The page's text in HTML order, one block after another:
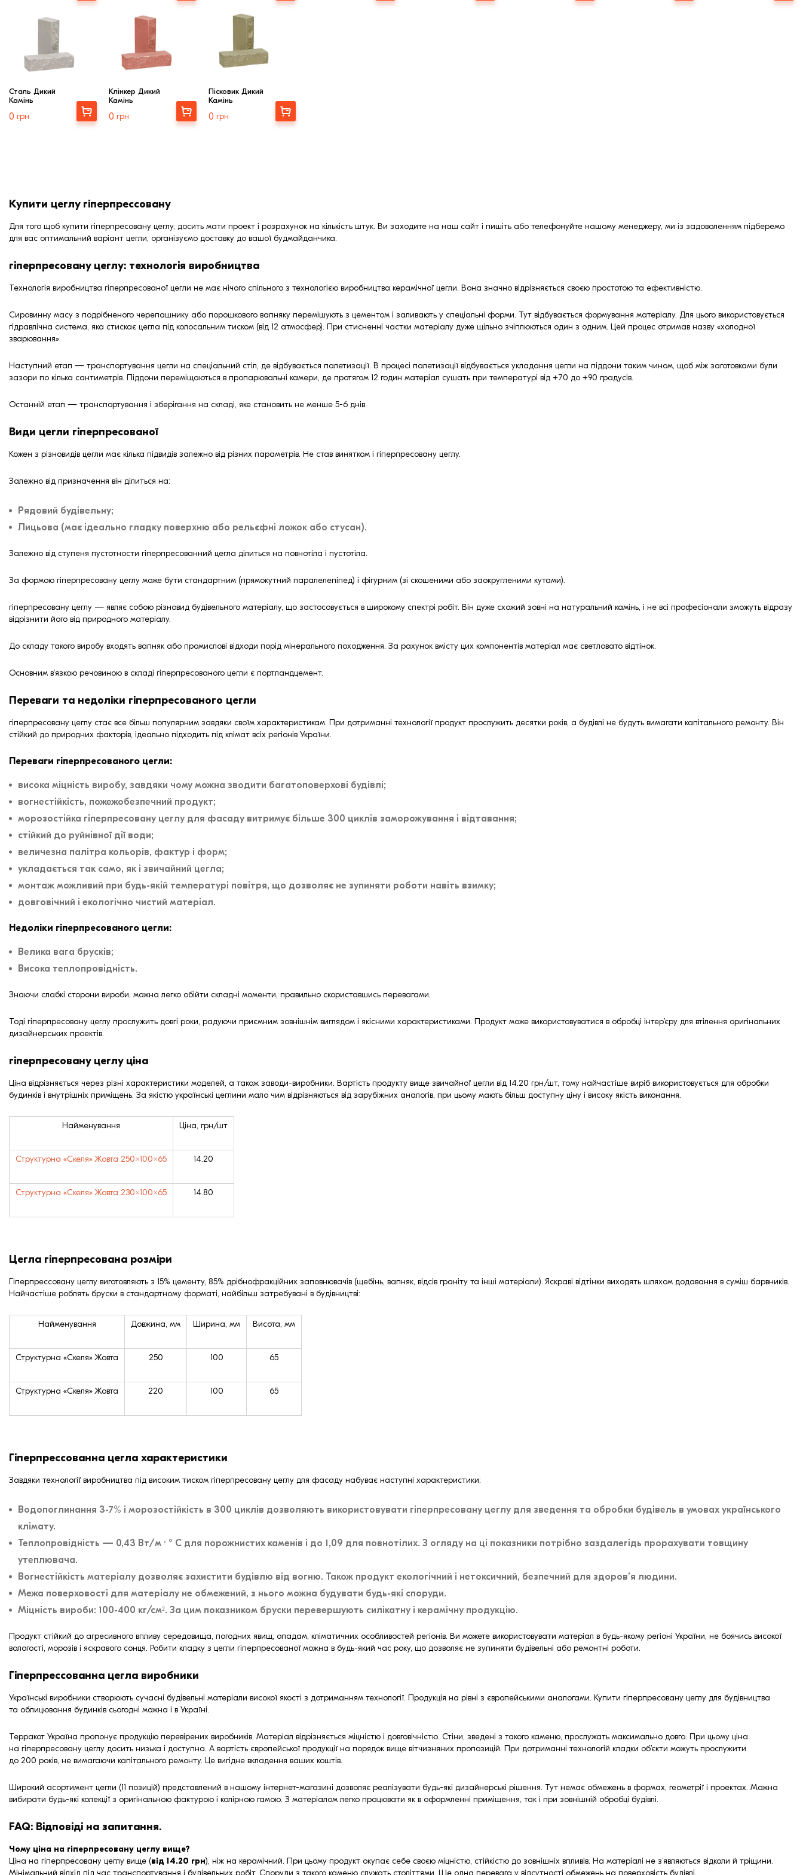
Рядова цегла
Клінкерная плитка
Сходи та ганок
Сталь Дикий
Камінь
0 грн
Купити
Клінкер Дикий
Камінь
0 грн
Купити
Пісковик Дикий
Камінь
0 грн
Купити
Купити цеглу гіперпрессовану
Для того щоб купити гіперпресовану цеглу, досить мати проект і розрахунок на кількість штук. Ви заходите на наш сайт і пишіть або телефонуйте нашому менеджеру, ми із задоволенням підберемо
для вас оптимальний варіант цегли, організуємо доставку до вашої будмайданчика.
гіперпресовану цеглу: технологія виробництва
Технологія виробництва гіперпресованої цегли не має нічого спільного з технологією виробництва керамічної цегли. Вона значно відрізняється своєю простотою та ефективністю.
Сировинну масу з подрібненого черепашнику або порошкового вапняку перемішують з цементом і заливають у спеціальні форми. Тут відбувається формування матеріалу. Для цього використовується
гідравлічна система, яка стискає цегла під колосальним тиском (від 12 атмосфер). При стисненні частки матеріалу дуже щільно зчіплюються один з одним. Цей процес отримав назву «холодної
зварювання».
Наступний етап — транспортування цегли на спеціальний стіл, де відбувається палетизації. В процесі палетизації відбувається укладання цегли на піддони таким чином, щоб між заготовками були
зазори по кілька сантиметрів. Піддони переміщаються в пропарювальні камери, де протягом 12 годин матеріал сушать при температурі від +70 до +90 градусів.
Останній етап — транспортування і зберігання на складі, яке становить не менше 5-6 днів.
Види цегли гіперпресованої
Кожен з різновидів цегли має кілька підвидів залежно від різних параметрів. Не став винятком і гіперпресовану цеглу.
Залежно від призначення він ділиться на:
Рядовий будівельну;
Лицьова (має ідеально гладку поверхню або рельєфні ложок або стусан).
Залежно від ступеня пустотности гіперпресованний цегла ділиться на повнотіла і пустотіла.
За формою гіперпресовану цеглу може бути стандартним (прямокутний паралелепіпед) і фігурним (зі скошеними або заокругленими кутами).
гіперпресовану цеглу — являє собою різновид будівельного матеріалу, що застосовується в широкому спектрі робіт. Він дуже схожий зовні на натуральний камінь, і не всі професіонали зможуть відразу
відрізнити його від природного матеріалу.
До складу такого виробу входять вапняк або промислові відходи порід мінерального походження. За рахунок вмісту цих компонентів матеріал має светловато відтінок.
Основним в’язкою речовиною в складі гіперпресованого цегли є портландцемент.
Переваги та недоліки гіперпресованого цегли
гіперпресовану цеглу стає все більш популярним завдяки своїм характеристикам. При дотриманні технології продукт прослужить десятки років, а будівлі не будуть вимагати капітального ремонту. Він
стійкий до природних факторів, ідеально підходить під клімат всіх регіонів України.
Переваги гіперпресованого цегли:
висока міцність виробу, завдяки чому можна зводити багатоповерхові будівлі;
вогнестійкість, пожежобезпечний продукт;
морозостійка гіперпресовану цеглу для фасаду витримує більше 300 циклів заморожування і відтавання;
стійкий до руйнівної дії води;
величезна палітра кольорів, фактур і форм;
укладається так само, як і звичайний цегла;
монтаж можливий при будь-якій температурі повітря, що дозволяє не зупиняти роботи навіть взимку;
довговічний і екологічно чистий матеріал.
Недоліки гіперпресованого цегли:
Велика вага брусків;
Висока теплопровідність.
Знаючи слабкі сторони вироби, можна легко обійти складні моменти, правильно скориставшись перевагами.
Тоді гіперпресовану цеглу прослужить довгі роки, радуючи приємним зовнішнім виглядом і якісними характеристиками. Продукт може використовуватися в обробці інтер’єру для втілення оригінальних
дизайнерських проектів.
гіперпресовану цеглу ціна
Ціна відрізняється через різні характеристики моделей, а також заводи-виробники. Вартість продукту вище звичайної цегли від 14.20 грн/шт, тому найчастіше виріб використовується для обробки
будинків і внутрішніх приміщень. За якістю українські цеглини мало чим відрізняються від зарубіжних аналогів, при цьому мають більш доступну ціну і високу якість виконання.
Найменування Ціна, грн/шт
Структурна «Скеля» Жовта 250×100×65 14.20
Структурна «Скеля» Жовта 230×100×65 14.80
Цегла гіперпресована розміри
Гіперпрессовану цеглу виготовляють з 15% цементу, 85% дрібнофракційних заповнювачів (щебінь, вапняк, відсів граніту та інші матеріали). Яскраві відтінки виходять шляхом додавання в суміш барвників.
Найчастіше роблять бруски в стандартному форматі, найбільш затребувані в будівництві:
Найменування Довжина, мм Ширина, мм Висота, мм
Структурна «Скеля» Жовта 250 100 65
Структурна «Скеля» Жовта 220 100 65
Гіперпрессованна цегла характеристики
Завдяки технології виробництва під високим тиском гіперпресовану цеглу для фасаду набуває наступні характеристики:
Водопоглинання 3-7% і морозостійкість в 300 циклів дозволяють використовувати гіперпресовану цеглу для зведення та обробки будівель в умовах українського
клімату.
Теплопровідність — 0,43 Вт/м · ° С для порожнистих каменів і до 1,09 для повнотілих. З огляду на ці показники потрібно заздалегідь прорахувати товщину
утеплювача.
Вогнестійкість матеріалу дозволяє захистити будівлю від вогню. Також продукт екологічний і нетоксичний, безпечний для здоров’я людини.
Межа поверховості для матеріалу не обмежений, з нього можна будувати будь-які споруди.
Міцність вироби: 100-400 кг/см². За цим показником бруски перевершують силікатну і керамічну продукцію.
Продукт стійкий до агресивного впливу середовища, погодних явищ, опадам, кліматичних особливостей регіонів. Ви можете використовувати матеріал в будь-якому регіоні України, не боячись високої
вологості, морозів і яскравого сонця. Робити кладку з цегли гіперпресованої можна в будь-який час року, що дозволяє не зупиняти будівельні або ремонтні роботи.
Гіперпрессованна цегла виробники
Українські виробники створюють сучасні будівельні матеріали високої якості з дотриманням технології. Продукція на рівні з європейськими аналогами. Купити гіперпресовану цеглу для будівництва
та облицювання будинків сьогодні можна і в Україні.
Терракот Україна пропонує продукцію перевірених виробників. Матеріал відрізняється міцністю і довговічністю. Стіни, зведені з такого каменю, прослужать максимально довго. При цьому ціна
на гіперпресовану цеглу досить низька і доступна. А вартість європейської продукції на порядок вище вітчизняних пропозицій. При дотриманні технологій кладки об’єкти можуть прослужити
до 200 років, не вимагаючи капітального ремонту. Це вигідне вкладення ваших коштів.
Широкий асортимент цегли (11 позицій) представлений в нашому інтернет-магазині дозволяє реалізувати будь-які дизайнерські рішення. Тут немає обмежень в формах, геометрії і проектах. Можна
вибирати будь-які колекції з оригінальною фактурою і колірною гамою. З матеріалом легко працювати як в оформленні приміщення, так і при зовнішній обробці будівлі.
FAQ: Відповіді на запитання.
Чому ціна на гіперпресовану цеглу вище?
Ціна на гіперпресовану цеглу вище (від 14.20 грн), ніж на керамічний. При цьому продукт окупає себе своєю міцністю, стійкістю до зовнішніх впливів. На матеріалі не з’являються відколи й тріщини.
Мінімальний відхід під час транспортування і будівельних робіт. Споруди з такого каменю служать століттями. Ще одна перевага у відсутності обмежень на поверховість будівлі.